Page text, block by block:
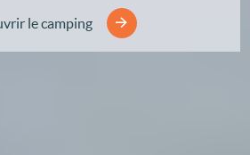
le camping